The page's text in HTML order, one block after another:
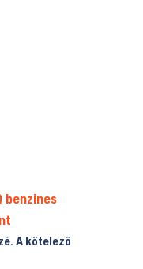
benzines
A kötelező